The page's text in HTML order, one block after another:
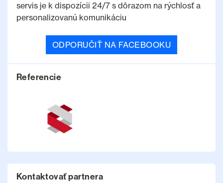
servis je k dispozícii 24/7 s dôrazom na rýchlosť a
personalizovanú komunikáciu
ODPORUČIŤ NA FACEBOOKU
Referencie
Kontaktovať partnera